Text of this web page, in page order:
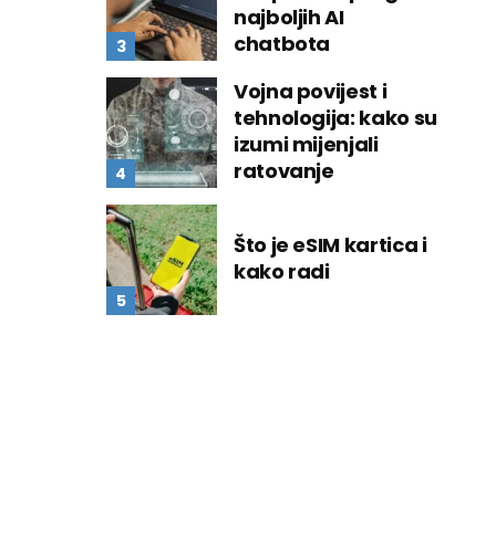
najboljih AI
chatbota
Vojna povijest i
tehnologija: kako su
izumi mijenjali
ratovanje
Što je eSIM kartica i
kako radi